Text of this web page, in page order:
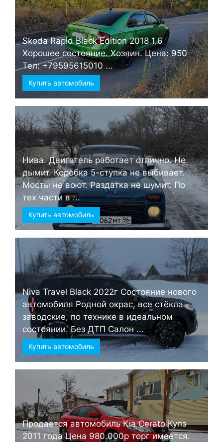
Skoda Rapid Black Edition 2018 1.6
Хорошее состояние. Хозяин. Цена: 950
Тел: +79595615010 ...
Купить автомобиль
Нива. Двигатель работает отлично. Не
дымит. Коробка 5-ступка не выбивает.
Мосты не воют. Раздатка не шумит. По
тех части в ...
Купить автомобиль
Niva Travel Black 2022г Состояние нового
автомобиля Родной окрас, все стёкла
заводские, по технике в идеальном
состоянии. Без ДТП Салон ...
Купить автомобиль
Продается автомобиль Kia Cerato Купэ
2011 года Цена 980.000р торг имеется.